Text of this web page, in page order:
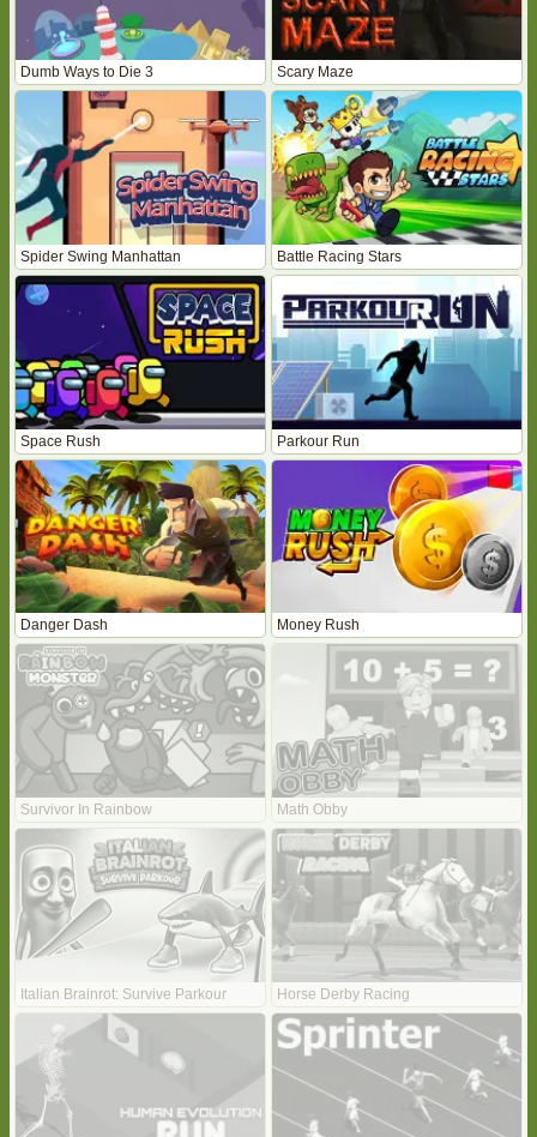
Dumb Ways to Die 3 Scary Maze
Spider Swing Manhattan Battle Racing Stars
Space Rush Parkour Run
Danger Dash Money Rush
Survivor In Rainbow Math Obby
Italian Brainrot: Survive Parkour Horse Derby Racing